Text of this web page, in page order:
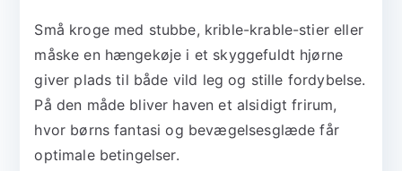
Små kroge med stubbe, krible-krable-stier eller
måske en hængekøje i et skyggefuldt hjørne
giver plads til både vild leg og stille fordybelse.
På den måde bliver haven et alsidigt frirum,
hvor børns fantasi og bevægelsesglæde får
optimale betingelser.